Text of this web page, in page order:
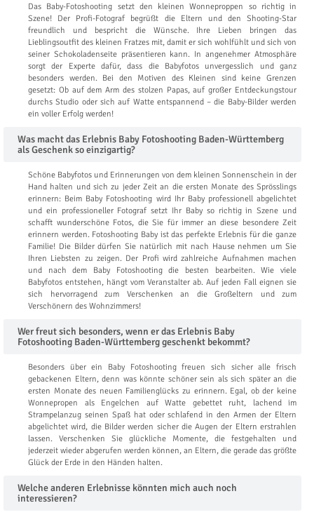
Das Baby-Fotoshooting setzt den kleinen Wonneproppen so richtig in
Szene! Der Profi-Fotograf begrüßt die Eltern und den Shooting-Star
freundlich und bespricht die Wünsche. Ihre Lieben bringen das
Lieblingsoutfit des kleinen Fratzes mit, damit er sich wohlfühlt und sich von
seiner Schokoladenseite präsentieren kann. In angenehmer Atmosphäre
sorgt der Experte dafür, dass die Babyfotos unvergesslich und ganz
besonders werden. Bei den Motiven des Kleinen sind keine Grenzen
gesetzt: Ob auf dem Arm des stolzen Papas, auf großer Entdeckungstour
durchs Studio oder sich auf Watte entspannend – die Baby-Bilder werden
ein voller Erfolg werden!
Was macht das Erlebnis Baby Fotoshooting Baden-Württemberg
als Geschenk so einzigartig?
Schöne Babyfotos und Erinnerungen von dem kleinen Sonnenschein in der
Hand halten und sich zu jeder Zeit an die ersten Monate des Sprösslings
erinnern: Beim Baby Fotoshooting wird Ihr Baby professionell abgelichtet
und ein professioneller Fotograf setzt Ihr Baby so richtig in Szene und
schafft wunderschöne Fotos, die Sie für immer an diese besondere Zeit
erinnern werden. Fotoshooting Baby ist das perfekte Erlebnis für die ganze
Familie! Die Bilder dürfen Sie natürlich mit nach Hause nehmen um Sie
Ihren Liebsten zu zeigen. Der Profi wird zahlreiche Aufnahmen machen
und nach dem Baby Fotoshooting die besten bearbeiten. Wie viele
Babyfotos entstehen, hängt vom Veranstalter ab. Auf jeden Fall eignen sie
sich hervorragend zum Verschenken an die Großeltern und zum
Verschönern des Wohnzimmers!
Wer freut sich besonders, wenn er das Erlebnis Baby
Fotoshooting Baden-Württemberg geschenkt bekommt?
Besonders über ein Baby Fotoshooting freuen sich sicher alle frisch
gebackenen Eltern, denn was könnte schöner sein als sich später an die
ersten Monate des neuen Familienglücks zu erinnern. Egal, ob der keine
Wonnepropen als Engelchen auf Watte gebettet ruht, lachend im
Strampelanzug seinen Spaß hat oder schlafend in den Armen der Eltern
abgelichtet wird, die Bilder werden sicher die Augen der Eltern erstrahlen
lassen. Verschenken Sie glückliche Momente, die festgehalten und
jederzeit wieder abgerufen werden können, an Eltern, die gerade das größte
Glück der Erde in den Händen halten.
Welche anderen Erlebnisse könnten mich auch noch
interessieren?